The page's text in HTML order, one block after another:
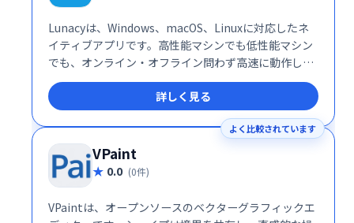
Lunacyは、Windows、macOS、Linuxに対応したネ
イティブアプリです。高性能マシンでも低性能マシン
でも、オンライン・オフライン問わず高速に動作しま
す。洗練されたデザインと優れたパフォーマンスで、
快適な作業環境を提供します。
詳しく見る
よく比較されています
VPaint
0.0 (0件)
VPaintは、オープンソースのベクターグラフィックエ